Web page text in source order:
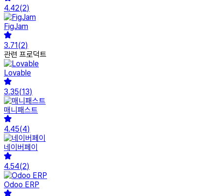
4.42(2)
FigJam
3.71(2)
관련 프로덕트
Lovable
3.35(13)
매니패스트
4.45(4)
네이버페이
4.54(2)
Odoo ERP